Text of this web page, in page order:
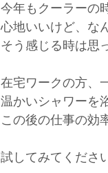
今年もクーラーの
心地いいけど、な
そう感じる時は思
在宅ワークの方、
温かいシャワーを
この後の仕事の効
試してみてくださ